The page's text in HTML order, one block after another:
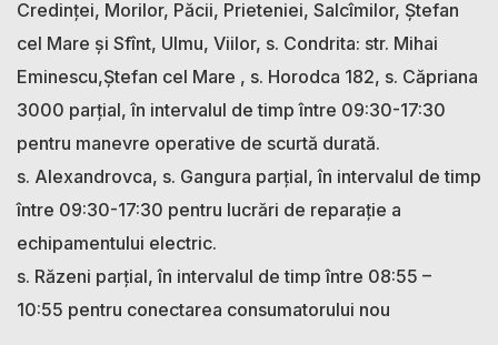
Credinţei, Morilor, Păcii, Prieteniei, Salcîmilor, Ştefan
cel Mare şi Sfînt, Ulmu, Viilor, s. Condrita: str. Mihai
Eminescu,Ştefan cel Mare , s. Horodca 182, s. Căpriana
3000 parțial, în intervalul de timp între 09:30-17:30
pentru manevre operative de scurtă durată.
s. Alexandrovca, s. Gangura parțial, în intervalul de timp
între 09:30-17:30 pentru lucrări de reparație a
echipamentului electric.
s. Răzeni parțial, în intervalul de timp între 08:55 –
10:55 pentru conectarea consumatorului nou